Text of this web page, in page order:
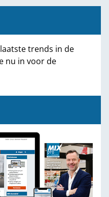
trends in de
nu in voor de